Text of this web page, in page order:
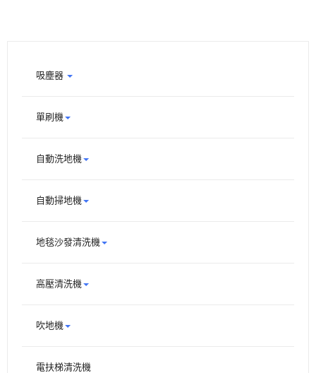
吸塵器
單刷機
自動洗地機
自動掃地機
地毯沙發清洗機
高壓清洗機
吹地機
電扶梯清洗機